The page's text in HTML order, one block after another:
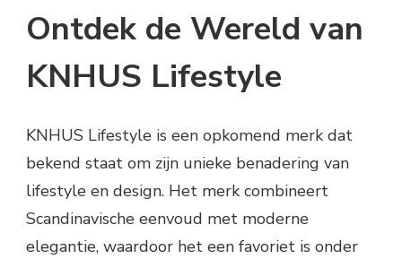
Ontdek de Wereld van
KNHUS Lifestyle
KNHUS Lifestyle is een opkomend merk dat
bekend staat om zijn unieke benadering van
lifestyle en design. Het merk combineert
Scandinavische eenvoud met moderne
elegantie, waardoor het een favoriet is onder